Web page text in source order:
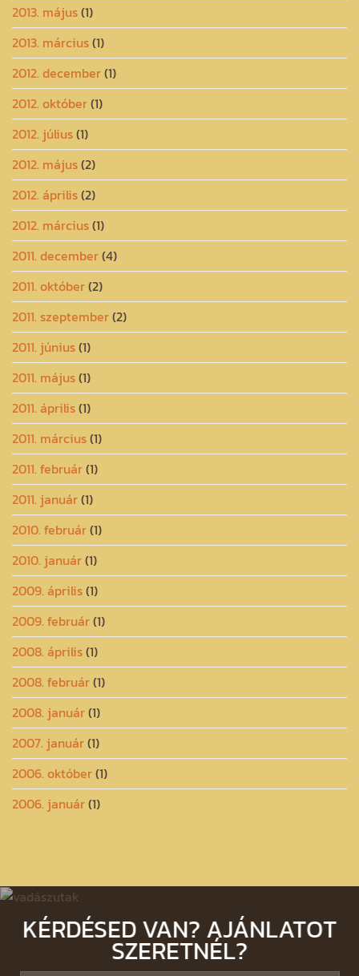
2013. május(1)
2013. március(1)
2012. december(1)
2012. október(1)
2012. július(1)
2012. május(2)
2012. április(2)
2012. március(1)
2011. december(4)
2011. október(2)
2011. szeptember(2)
2011. június(1)
2011. május(1)
2011. április(1)
2011. március(1)
2011. február(1)
2011. január(1)
2010. február(1)
2010. január(1)
2009. április(1)
2009. február(1)
2008. április(1)
2008. február(1)
2008. január(1)
2007. január(1)
2006. október(1)
2006. január(1)
KÉRDÉSED VAN? AJÁNLATOT
SZERETNÉL?